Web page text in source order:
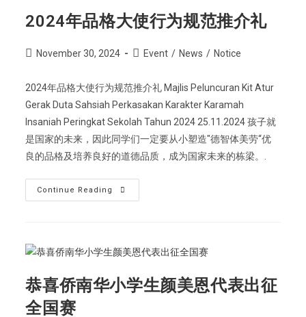
2024年品格大使行为规范推介礼
November 30, 2024 Event / News / Notice
2024年品格大使行为规范推介礼 Majlis Peluncuran Kit Atur
Gerak Duta Sahsiah Perkasakan Karakter Karamah
Insaniah Peringkat Sekolah Tahun 2024 25.11.2024 孩子就
是国家的未来，因此同学们一定要从小塑造"德智体美劳“优
良的品格及培养良好的道德品质，成为国家未来的栋梁。.
Continue Reading
恭喜侨南华小学生颜美恩代表出征
全国赛